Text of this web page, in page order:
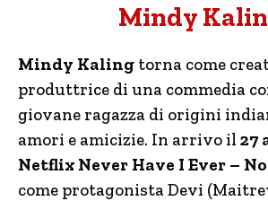
Mindy
Mindy Kaling torna come
produttrice di una commedia
giovane ragazza di origini
amori e amicizie. In arrivo il 27
Netflix Never Have I Ever –
come protagonista Devi